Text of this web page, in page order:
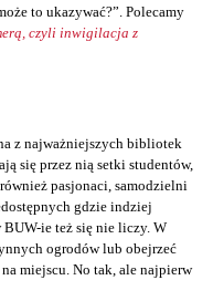
to ukazywać?”. Polecamy
czyli inwigilacja z
z najważniejszych bibliotek
się przez nią setki studentów,
pasjonaci, samodzielni
gdzie indziej
ie też się nie liczy. W
ogrodów lub obejrzeć
miejscu. No tak, ale najpierw